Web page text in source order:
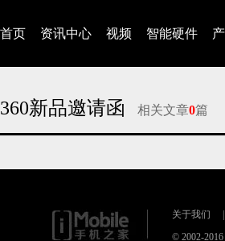
首页 资讯中心 视频 智能硬件
360新品邀请函 相关文章0篇
关于我们
© 2002-